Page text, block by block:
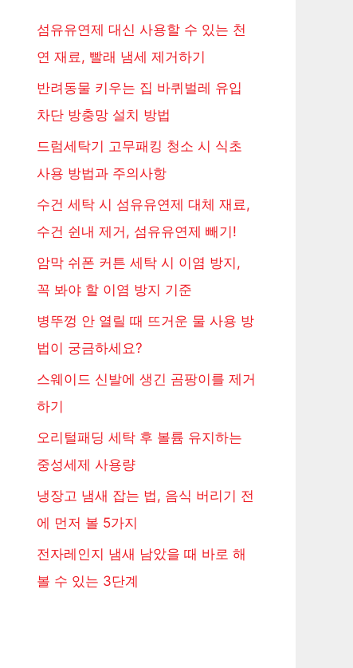
섬유유연제 대신 사용할 수 있는 천
연 재료, 빨래 냄세 제거하기
반려동물 키우는 집 바퀴벌레 유입
차단 방충망 설치 방법
드럼세탁기 고무패킹 청소 시 식초
사용 방법과 주의사항
수건 세탁 시 섬유유연제 대체 재료,
수건 쉰내 제거, 섬유유연제 빼기!
암막 쉬폰 커튼 세탁 시 이염 방지,
꼭 봐야 할 이염 방지 기준
병뚜껑 안 열릴 때 뜨거운 물 사용 방
법이 궁금하세요?
스웨이드 신발에 생긴 곰팡이를 제거
하기
오리털패딩 세탁 후 볼륨 유지하는
중성세제 사용량
냉장고 냄새 잡는 법, 음식 버리기 전
에 먼저 볼 5가지
전자레인지 냄새 남았을 때 바로 해
볼 수 있는 3단계